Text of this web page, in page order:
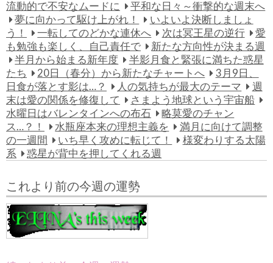
流動的で不安なムードに
平和な日々～衝撃的な週末へ
夢に向かって駆け上がれ！
いよいよ決断しましょ
う！
一転してのどかな連休へ 次は冥王星の逆行
愛
も勉強も楽しく、自己責任で
新たな方向性が決まる週
半月から始まる新年度
半影月食と緊張に満ちた惑星
たち
20日（春分）から新たなチャートへ
3月9日、
日食が落とす影は…？
人の気持ちが最大のテーマ
週
末は愛の関係を修復して
さまよう地球という宇宙船
水曜日はバレンタインへの布石
略莫愛のチャン
ス…？！
水瓶座本来の理想主義を
満月に向けて調整
の一週間
いち早く攻めに転じて！
様変わりする太陽
系
惑星が背中を押してくれる週
これより前の今週の運勢